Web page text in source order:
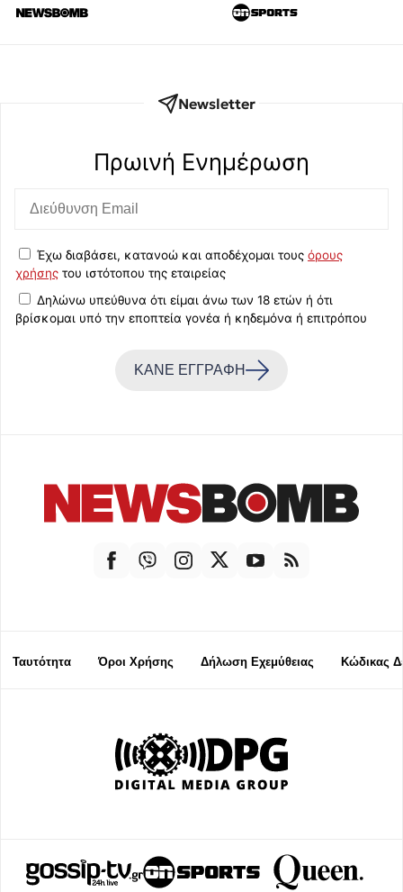
Newsletter
Πρωινή Eνημέρωση
Έχω διαβάσει, κατανοώ και αποδέχομαι τους όρους
χρήσης του ιστότοπου της εταιρείας
Δηλώνω υπεύθυνα ότι είμαι άνω των 18 ετών ή ότι
βρίσκομαι υπό την εποπτεία γονέα ή κηδεμόνα ή επιτρόπου
ΚΑΝΕ ΕΓΓΡΑΦΗ
Ταυτότητα Όροι Χρήσης Δήλωση Εχεμύθειας Κώδικας